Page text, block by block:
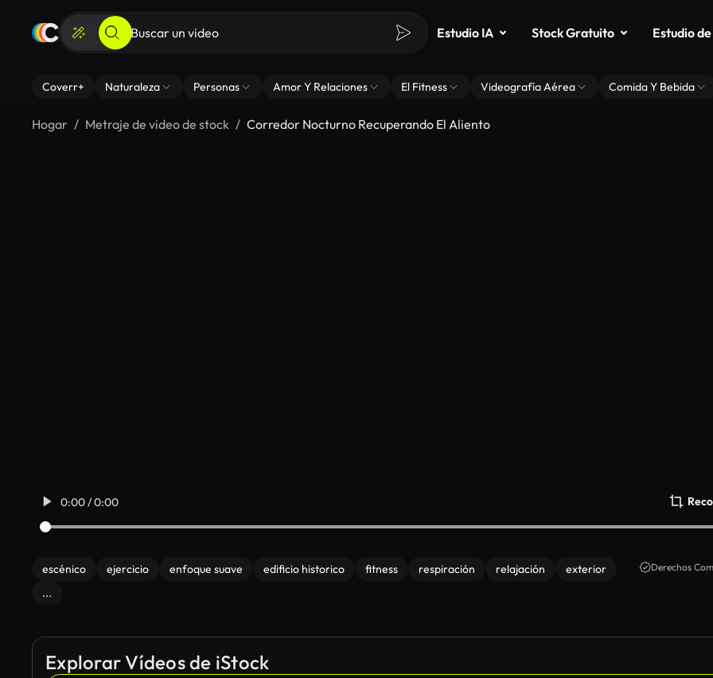
Estudio IA Stock Gratuito Estudio
Coverr+ Naturaleza Personas Amor Y Relaciones El Fitness Videografía Aérea Comida Y Bebida
Hogar Metraje de video de stock Corredor Nocturno Recuperando El Aliento
0:00 / 0:00
escénico ejercicio enfoque suave edificio historico fitness respiración relajación
exterior
...
Derechos
Explorar Vídeos de iStock